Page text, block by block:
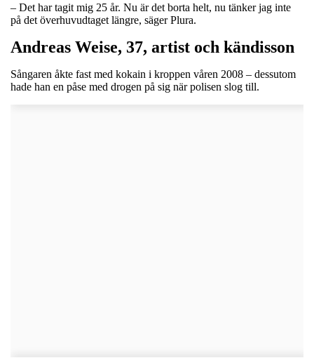
– Det har tagit mig 25 år. Nu är det borta helt, nu tänker jag inte
på det överhuvudtaget längre, säger Plura.
Andreas Weise, 37, artist och kändisson
Sångaren åkte fast med kokain i kroppen våren 2008 – dessutom
hade han en påse med drogen på sig när polisen slog till.